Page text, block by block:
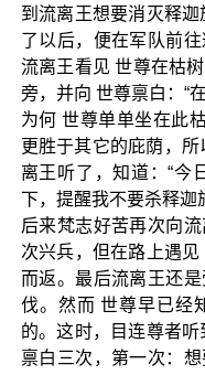
到流离王想要消灭释
了以后，便在军队前
流离王看见 世尊在枯
旁，并向 世尊禀白：“
为何 世尊单单坐在此
更胜于其它的庇荫，
离王听了，知道：“今
下，提醒我不要杀释迦
后来梵志好苦再次向
次兴兵，但在路上遇
而返。最后流离王还
伐。然而 世尊早已经
的。这时，目连尊者
禀白三次，第一次：